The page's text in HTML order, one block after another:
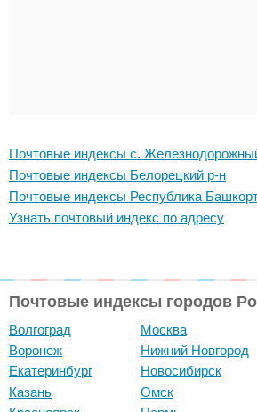
Почтовые индексы с.
Почтовые индексы Белорецкий р-н
Почтовые индексы Республика
Узнать почтовый индекс по адресу
Почтовые индексы городов
Волгоград
Воронеж
Екатеринбург
Казань
Москва
Нижний Новгород
Новосибирск
Омск